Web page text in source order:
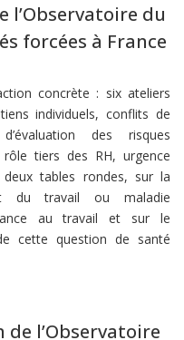
l’Observatoire du
forcées à France
concrète : six ateliers
individuels, conflits de
des risques
tiers des RH, urgence
tables rondes, sur la
du travail ou maladie
au travail et sur le
cette question de santé
l’Observatoire